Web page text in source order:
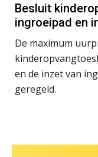
Besluit
ingroeipad en
De maximum
en de inzet van
geregeld.